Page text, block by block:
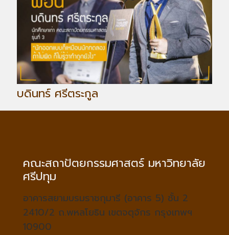
บดินทร์ ศรีตระกูล
คณะสถาปัตยกรรมศาสตร์ มหาวิทยาลัย
ศรีปทุม
อาคารสยามบรมราชกุมารี (อาคาร 5) ชั้น 2
2410/2 ถ.พหลโยธิน เขตจตุจักร กรุงเทพฯ
10900